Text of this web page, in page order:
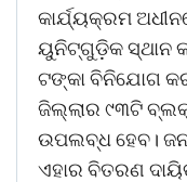
କାର୍ଯ୍ୟକ୍ରମ
ୟୁନିଟ୍‌ଗୁଡ଼ିକ ସ୍ଥାନ
ଟଙ୍କା ବିନିଯୋଗ
ଜିଲ୍ଲାର ୯୩ଟି
ଉପଲବ୍ଧ ହେବ।
ଏହାର ବିତରଣ